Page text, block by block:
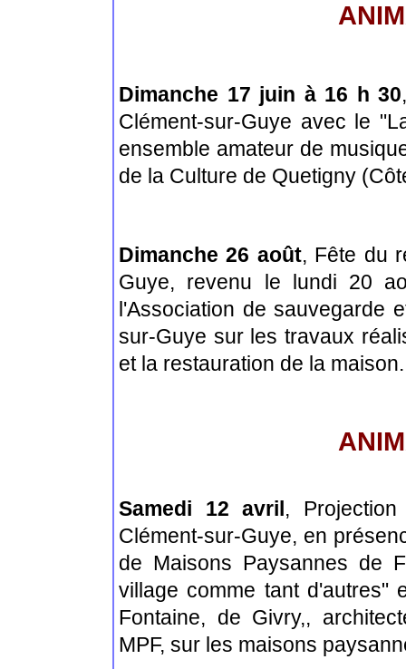
Dimanche 17 juin à 16 h 30,
Clément-sur-Guye avec le
ensemble amateur de
de la Culture de Quetigny
Dimanche 26 août, Fête du
Guye, revenu le lundi 20
l'Association de sauvegarde
sur-Guye sur les travaux
et la restauration de la maison.
Samedi 12 avril,
Clément-sur-Guye, en
de Maisons Paysannes de
village comme tant d'autres"
Fontaine, de Givry,,
MPF, sur les maisons